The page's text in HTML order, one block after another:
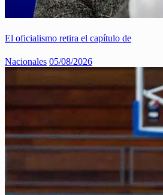
El oficialismo retira el capítulo de
Nacionales 05/08/2026